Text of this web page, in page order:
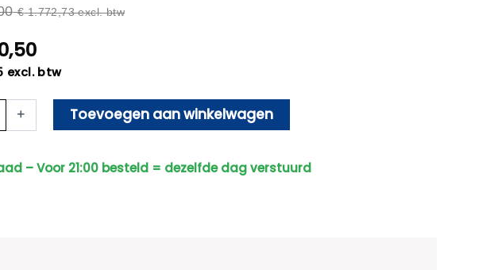
€1.772,73excl. btw
excl. btw
+ Toevoegen aan winkelwagen
– Voor 21:00 besteld = dezelfde dag verstuurd